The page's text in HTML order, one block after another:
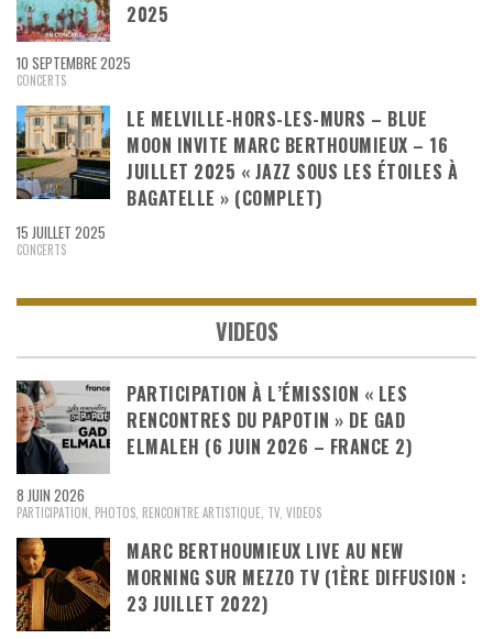
2025
10 SEPTEMBRE 2025
CONCERTS
LE MELVILLE-HORS-LES-MURS – BLUE
MOON INVITE MARC BERTHOUMIEUX – 16
JUILLET 2025 « JAZZ SOUS LES ÉTOILES À
BAGATELLE » (COMPLET)
15 JUILLET 2025
CONCERTS
VIDEOS
PARTICIPATION À L’ÉMISSION « LES
RENCONTRES DU PAPOTIN » DE GAD
ELMALEH (6 JUIN 2026 – FRANCE 2)
8 JUIN 2026
PARTICIPATION PHOTOS RENCONTRE ARTISTIQUE TV VIDEOS
MARC BERTHOUMIEUX LIVE AU NEW
MORNING SUR MEZZO TV (1ÈRE DIFFUSION :
23 JUILLET 2022)